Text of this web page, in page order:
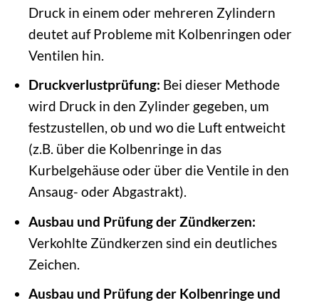
Druck in einem oder mehreren Zylindern
deutet auf Probleme mit Kolbenringen oder
Ventilen hin.
Druckverlustprüfung: Bei dieser Methode
wird Druck in den Zylinder gegeben, um
festzustellen, ob und wo die Luft entweicht
(z.B. über die Kolbenringe in das
Kurbelgehäuse oder über die Ventile in den
Ansaug- oder Abgastrakt).
Ausbau und Prüfung der Zündkerzen:
Verkohlte Zündkerzen sind ein deutliches
Zeichen.
Ausbau und Prüfung der Kolbenringe und